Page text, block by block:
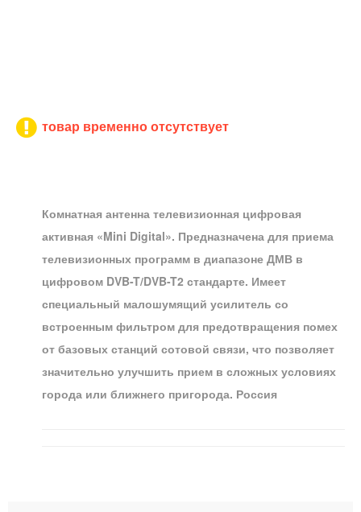
товар временно отсутствует
Комнатная антенна телевизионная цифровая
активная «Mini Digital». Предназначена для приема
телевизионных программ в диапазоне ДМВ в
цифровом DVB-T/DVB-T2 стандарте. Имеет
специальный малошумящий усилитель со
встроенным фильтром для предотвращения помех
от базовых станций сотовой связи, что позволяет
значительно улучшить прием в сложных условиях
города или ближнего пригорода. Россия